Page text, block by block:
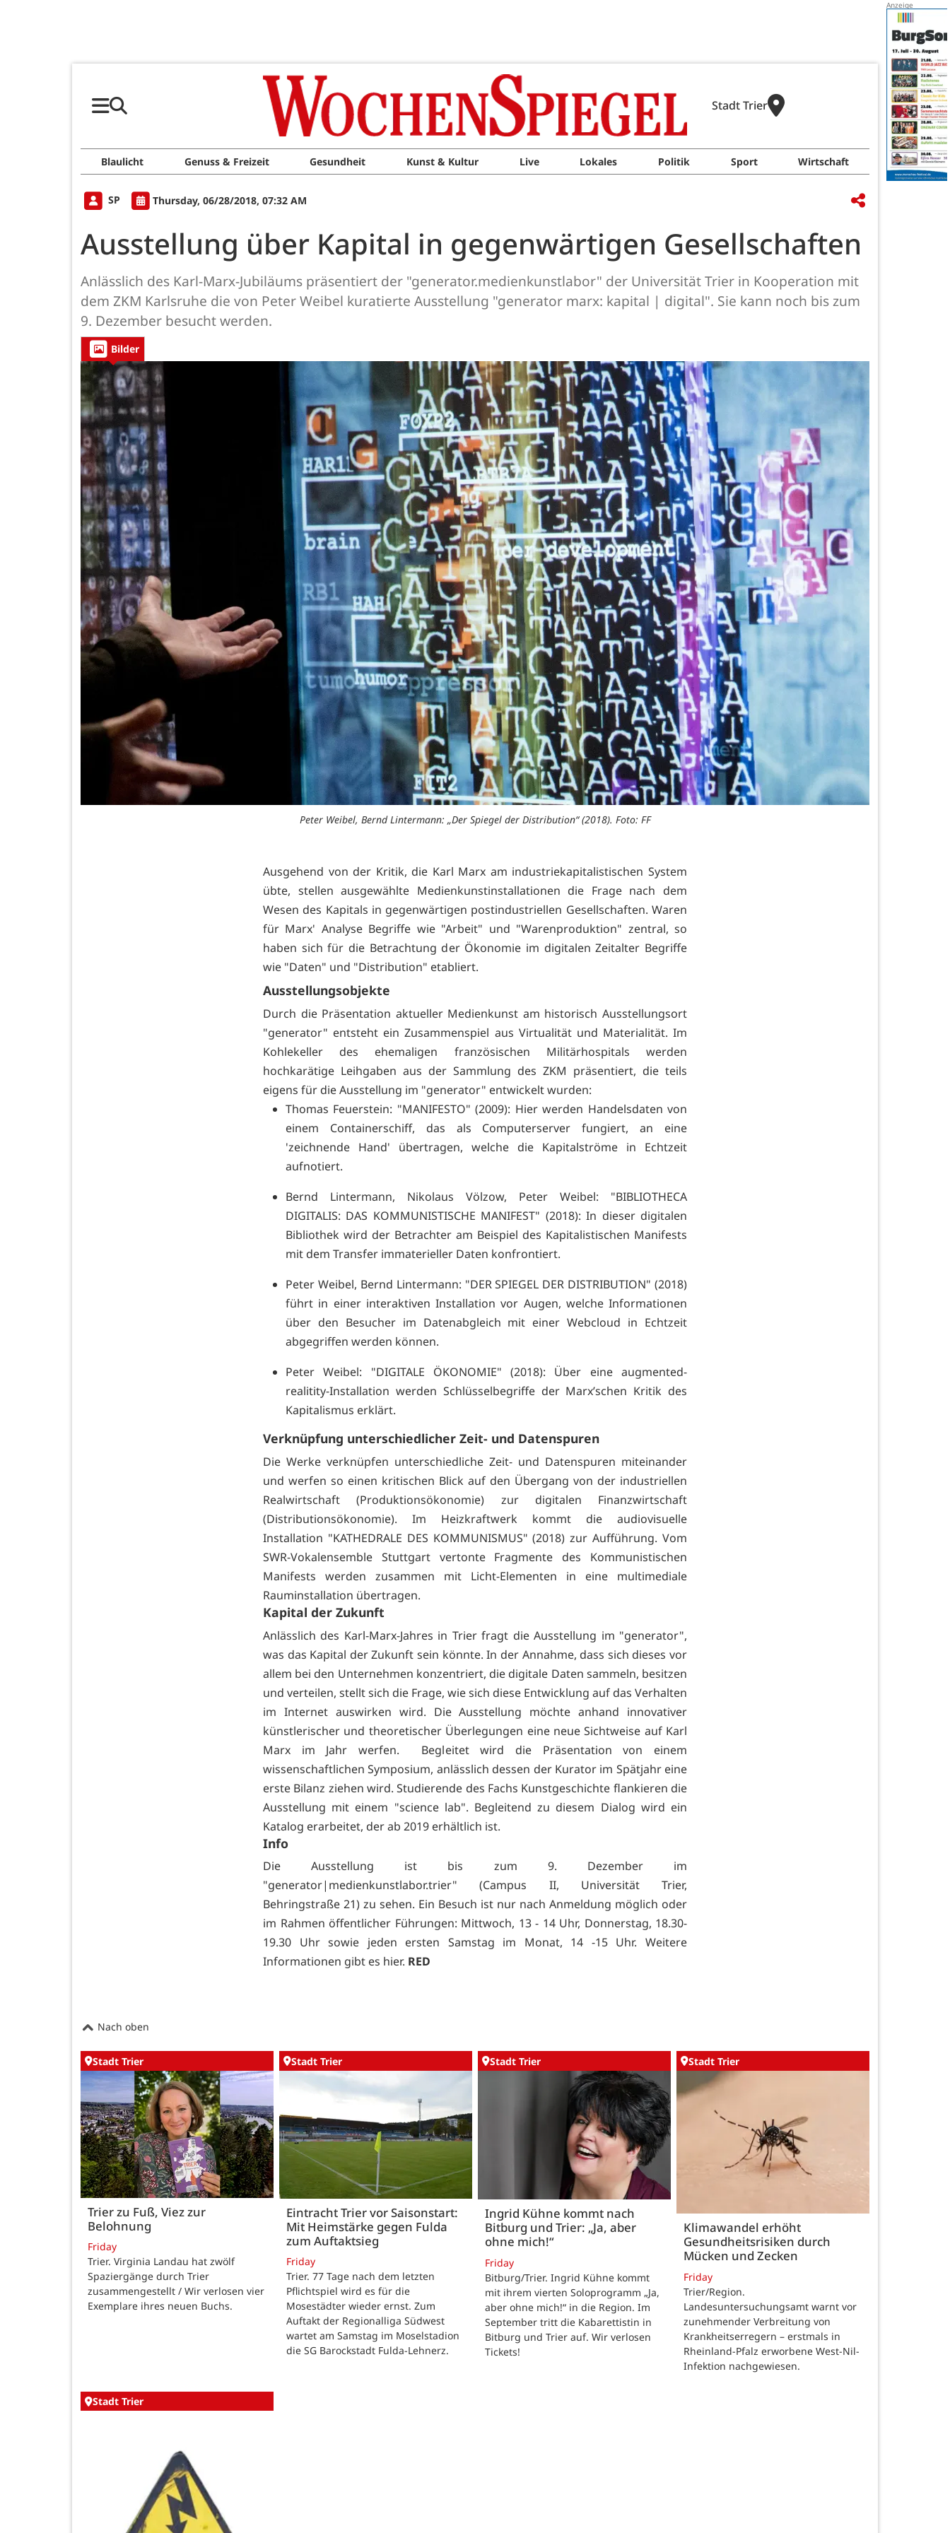
Stadt Trier
Blaulicht Genuss & Freizeit Gesundheit Kunst & Kultur Live Lokales Politik Sport Wirtschaft
SP Thursday, 06/28/2018, 07:32 AM
Ausstellung über Kapital in gegenwärtigen Gesellschaften
Anlässlich des Karl-Marx-Jubiläums präsentiert der "generator.medienkunstlabor" der Universität Trier in Kooperation mit
dem ZKM Karlsruhe die von Peter Weibel kuratierte Ausstellung "generator marx: kapital | digital". Sie kann noch bis zum
9. Dezember besucht werden.
Bilder
Peter Weibel, Bernd Lintermann: „Der Spiegel der Distribution“ (2018). Foto: FF
Ausgehend von der Kritik, die Karl Marx am industriekapitalistischen System
übte, stellen ausgewählte Medienkunstinstallationen die Frage nach dem
Wesen des Kapitals in gegenwärtigen postindustriellen Gesellschaften. Waren
für Marx' Analyse Begriffe wie "Arbeit" und "Warenproduktion" zentral, so
haben sich für die Betrachtung der Ökonomie im digitalen Zeitalter Begriffe
wie "Daten" und "Distribution" etabliert.
Ausstellungsobjekte
Durch die Präsentation aktueller Medienkunst am historisch Ausstellungsort
"generator" entsteht ein Zusammenspiel aus Virtualität und Materialität. Im
Kohlekeller des ehemaligen französischen Militärhospitals werden
hochkarätige Leihgaben aus der Sammlung des ZKM präsentiert, die teils
eigens für die Ausstellung im "generator" entwickelt wurden:
Thomas Feuerstein: "MANIFESTO" (2009): Hier werden Handelsdaten von
einem Containerschiff, das als Computerserver fungiert, an eine
'zeichnende Hand' übertragen, welche die Kapitalströme in Echtzeit
aufnotiert.
Bernd Lintermann, Nikolaus Völzow, Peter Weibel: "BIBLIOTHECA
DIGITALIS: DAS KOMMUNISTISCHE MANIFEST" (2018): In dieser digitalen
Bibliothek wird der Betrachter am Beispiel des Kapitalistischen Manifests
mit dem Transfer immaterieller Daten konfrontiert.
Peter Weibel, Bernd Lintermann: "DER SPIEGEL DER DISTRIBUTION" (2018)
führt in einer interaktiven Installation vor Augen, welche Informationen
über den Besucher im Datenabgleich mit einer Webcloud in Echtzeit
abgegriffen werden können.
Peter Weibel: "DIGITALE ÖKONOMIE" (2018): Über eine augmented-
realitity-Installation werden Schlüsselbegriffe der Marx’schen Kritik des
Kapitalismus erklärt.
Verknüpfung unterschiedlicher Zeit- und Datenspuren
Die Werke verknüpfen unterschiedliche Zeit- und Datenspuren miteinander
und werfen so einen kritischen Blick auf den Übergang von der industriellen
Realwirtschaft (Produktionsökonomie) zur digitalen Finanzwirtschaft
(Distributionsökonomie). Im Heizkraftwerk kommt die audiovisuelle
Installation "KATHEDRALE DES KOMMUNISMUS" (2018) zur Aufführung. Vom
SWR-Vokalensemble Stuttgart vertonte Fragmente des Kommunistischen
Manifests werden zusammen mit Licht-Elementen in eine multimediale
Rauminstallation übertragen.
Kapital der Zukunft
Anlässlich des Karl-Marx-Jahres in Trier fragt die Ausstellung im "generator",
was das Kapital der Zukunft sein könnte. In der Annahme, dass sich dieses vor
allem bei den Unternehmen konzentriert, die digitale Daten sammeln, besitzen
und verteilen, stellt sich die Frage, wie sich diese Entwicklung auf das Verhalten
im Internet auswirken wird. Die Ausstellung möchte anhand innovativer
künstlerischer und theoretischer Überlegungen eine neue Sichtweise auf Karl
Marx im Jahr werfen. Begleitet wird die Präsentation von einem
wissenschaftlichen Symposium, anlässlich dessen der Kurator im Spätjahr eine
erste Bilanz ziehen wird. Studierende des Fachs Kunstgeschichte flankieren die
Ausstellung mit einem "science lab". Begleitend zu diesem Dialog wird ein
Katalog erarbeitet, der ab 2019 erhältlich ist.
Info
Die Ausstellung ist bis zum 9. Dezember im
"generator|medienkunstlabor.trier" (Campus II, Universität Trier,
Behringstraße 21) zu sehen. Ein Besuch ist nur nach Anmeldung möglich oder
im Rahmen öffentlicher Führungen: Mittwoch, 13 - 14 Uhr, Donnerstag, 18.30-
19.30 Uhr sowie jeden ersten Samstag im Monat, 14 -15 Uhr. Weitere
Informationen gibt es hier. RED
Nach oben
Stadt Trier
Trier zu Fuß, Viez zur
Belohnung
Friday
Trier. Virginia Landau hat zwölf
Spaziergänge durch Trier
zusammengestellt / Wir verlosen vier
Exemplare ihres neuen Buchs.
Stadt Trier
Eintracht Trier vor Saisonstart:
Mit Heimstärke gegen Fulda
zum Auftaktsieg
Friday
Trier. 77 Tage nach dem letzten
Pflichtspiel wird es für die
Mosestädter wieder ernst. Zum
Auftakt der Regionalliga Südwest
wartet am Samstag im Moselstadion
die SG Barockstadt Fulda-Lehnerz.
Stadt Trier
Ingrid Kühne kommt nach
Bitburg und Trier: „Ja, aber
ohne mich!“
Friday
Bitburg/Trier. Ingrid Kühne kommt
mit ihrem vierten Soloprogramm „Ja,
aber ohne mich!“ in die Region. Im
September tritt die Kabarettistin in
Bitburg und Trier auf. Wir verlosen
Tickets!
Stadt Trier
Klimawandel erhöht
Gesundheitsrisiken durch
Mücken und Zecken
Friday
Trier/Region.
Landesuntersuchungsamt warnt vor
zunehmender Verbreitung von
Krankheitserregern – erstmals in
Rheinland-Pfalz erworbene West-Nil-
Infektion nachgewiesen.
Stadt Trier